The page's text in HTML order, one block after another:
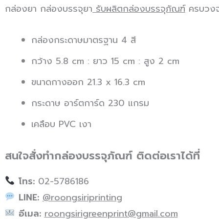
กล่องยา กล่องบรรจุยารับผลิตกล่องบรรจุภัณฑ์ครบวง
กล่องกระดาษมาตรฐาน 4 สี
กว้าง 5.8 cm : ยาว 15 cm : สูง 2 cm
ขนาดกางออก 21.3 x 16.3 cm
กระดาษ อาร์ตการ์ด 230 แกรม
เคลือบ PVC เงา
สนใจสั่งทำกล่องบรรจุภัณฑ์ ติดต่อเราได้ที่
โทร:02-5786186
LINE: @roongsiriprinting
อีเมล: roongsirigreenprint@gmail.com